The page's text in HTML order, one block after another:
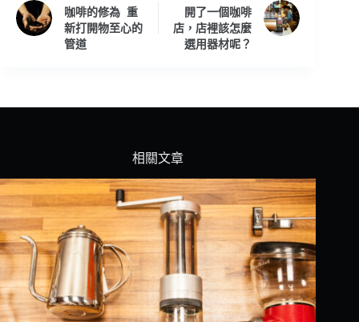
咖啡的修為 重
新打開物至心的
管道
開了一個咖啡
店，店裡該怎麼
選用器材呢？
相關文章